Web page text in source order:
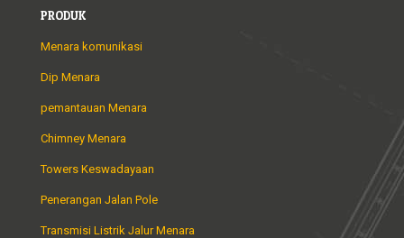
PRODUK
Menara komunikasi
Dip Menara
pemantauan Menara
Chimney Menara
Towers Keswadayaan
Penerangan Jalan Pole
Transmisi Listrik Jalur Menara